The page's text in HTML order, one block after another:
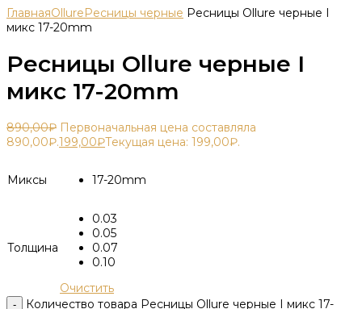
ГлавнаяOllureРесницы черные Ресницы Ollure черные I
микс 17-20mm
Ресницы Ollure черные I
микс 17-20mm
890,00₽ Первоначальная цена составляла
890,00₽.199,00₽Текущая цена: 199,00₽.
Миксы 17-20mm
Толщина
0.03
0.05
0.07
0.10
Очистить
Количество товара Ресницы Ollure черные I микс 17-